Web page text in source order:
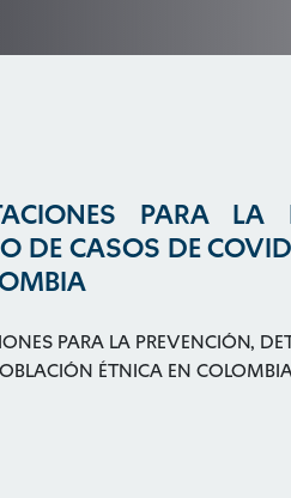
PARA LA
DE CASOS DE
PARA LA PREVENCIÓN,
ÉTNICA EN COLOMBIA